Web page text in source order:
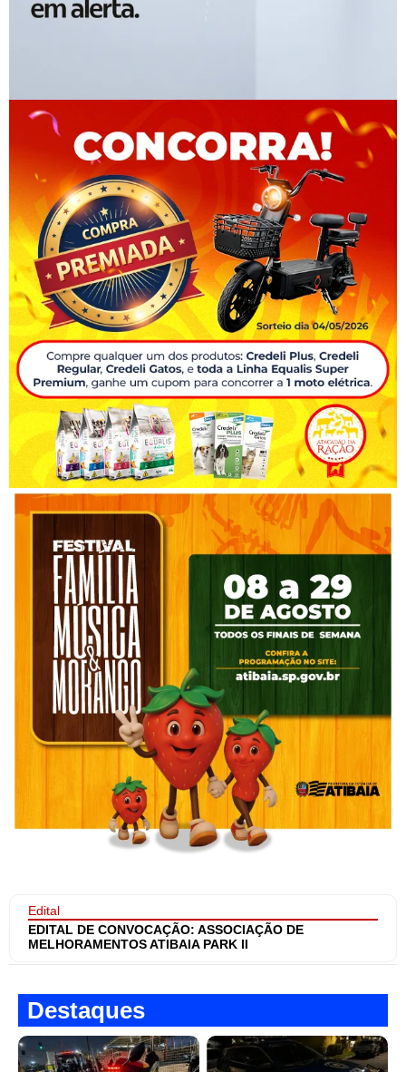
Edital
EDITAL DE CONVOCAÇÃO: ASSOCIAÇÃO DE
MELHORAMENTOS ATIBAIA PARK II
Destaques